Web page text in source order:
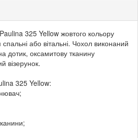
325 Yellow жовтого кольору
або вітальні. Чохол виконаний
дотик, оксамитову тканину
візерунок.
325 Yellow: